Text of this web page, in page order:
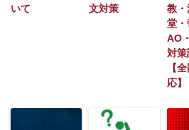
いて
文対策
教・
堂・
AO
対策
【
応